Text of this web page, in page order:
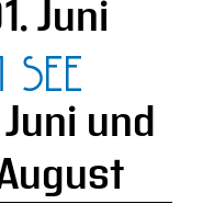
Juni
und